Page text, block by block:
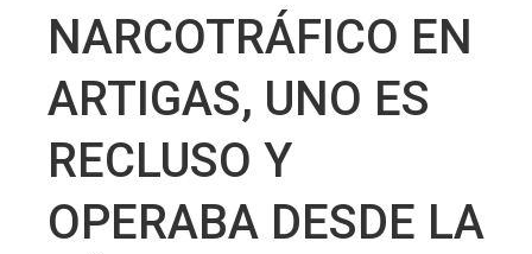
NARCOTRÁFICO EN
ARTIGAS, UNO ES
RECLUSO Y
OPERABA DESDE LA